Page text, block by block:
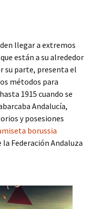
llegar a extremos
están a su alrededor
su parte, presenta el
métodos para
1915 cuando se
Andalucía,
y posesiones
borussia
Federación Andaluza